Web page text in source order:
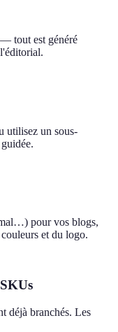
tout est généré
utilisez un sous-
pour vos blogs,
et du logo.
déjà branchés. Les